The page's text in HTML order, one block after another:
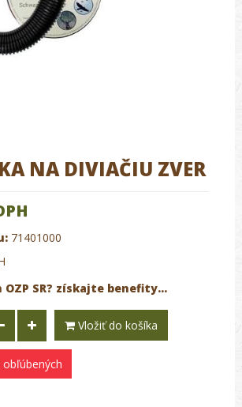
NA DIVIAČIU ZVER
71401000
SR? získajte benefity...
Vložiť do košíka